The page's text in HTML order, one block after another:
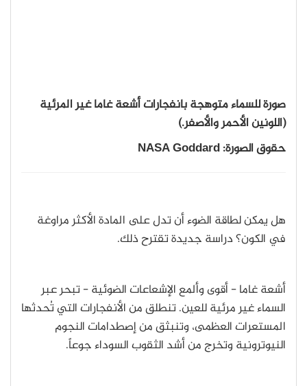
صورة للسماء متوهجة بانفجارات أشعة غاما غير المرئية
(اللونين الأحمر والأصفر.)
حقوق الصورة:NASA Goddard
هل يمكن لطاقة الضوء أن تدل على المادة الأكثر مراوغة
في الكون؟ دراسة جديدة تقترح ذلك.
أشعة غاما - أقوى وألمع الإشعاعات الضوئية - تبحر عبر
السماء غير مرئية للعين. تنطلق من الأنفجارات التي تُحدثها
المستعرات العظمى، وتنبثق من إصطدامات النجوم
النيوترونية وتخرج من أشد الثقوب السوداء جوعاً.